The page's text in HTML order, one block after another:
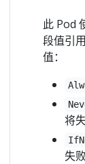
此 Pod
段值引
值：
将
失